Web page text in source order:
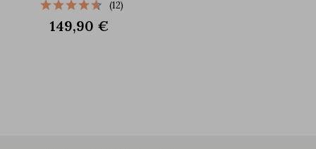
(12)
149,90 €